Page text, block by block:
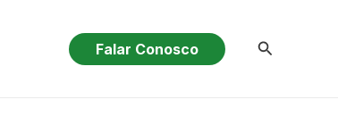
Falar Conosco Pesquisar